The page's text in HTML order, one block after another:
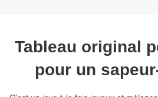
Tableau original
pour un